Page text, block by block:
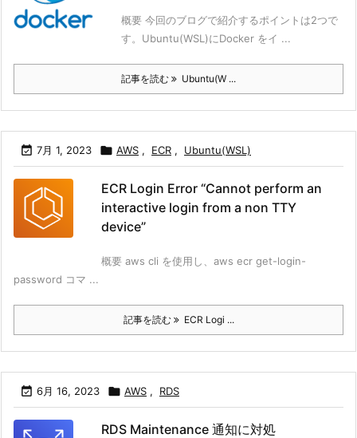
概要 今回のブログで紹介するポイントは2つで
す。Ubuntu(WSL)にDocker をイ ...
記事を読む Ubuntu(W ...
 7月 1, 2023  AWS , ECR , Ubuntu(WSL)
ECR Login Error “Cannot perform an
interactive login from a non TTY
device”
概要 aws cli を使用し、aws ecr get-login-
password コマ ...
記事を読む ECR Logi ...
 6月 16, 2023  AWS , RDS
RDS Maintenance 通知に対処